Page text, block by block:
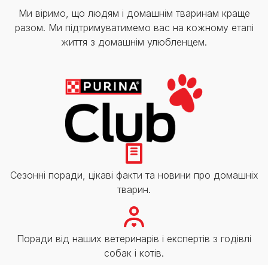
Ми віримо, що людям і домашнім тваринам краще
разом. Ми підтримуватимемо вас на кожному етапі
життя з домашнім улюбленцем.
Сезонні поради, цікаві факти та новини про домашніх
тварин.
Поради від наших ветеринарів і експертів з годівлі
собак і котів.